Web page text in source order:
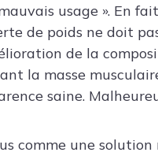
usage ». En
de poids ne doit
de la
la masse
saine.
comme une solution